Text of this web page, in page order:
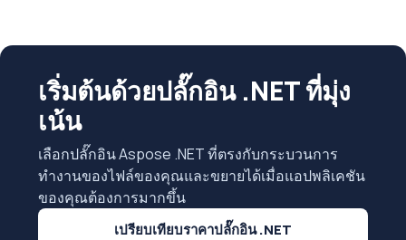
เริ่มต้นด้วยปลั๊กอิน .NET ที่มุ่ง
เน้น
เลือกปลั๊กอิน Aspose .NET ที่ตรงกับกระบวนการ
ทำงานของไฟล์ของคุณและขยายได้เมื่อแอปพลิเคชัน
ของคุณต้องการมากขึ้น
เปรียบเทียบราคาปลั๊กอิน .NET